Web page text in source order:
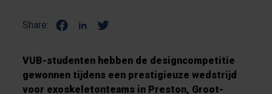
Share:
VUB-studenten hebben de designcompetitie
gewonnen tijdens een prestigieuze wedstrijd
voor exoskeletonteams in Preston, Groot-